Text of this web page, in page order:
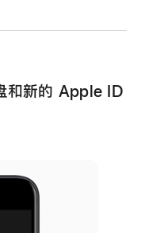
和新的 Apple ID